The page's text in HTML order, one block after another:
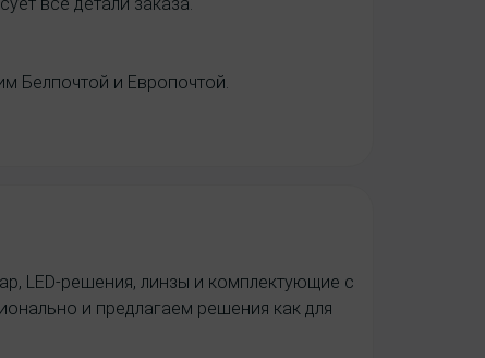
Белпочтой и Европочтой.
LED-решения, линзы и комплектующие с
и предлагаем решения как для